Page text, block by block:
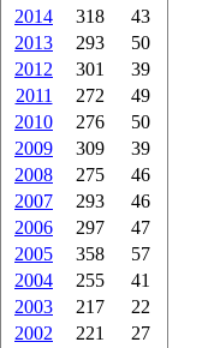
2014
318
43
2013
293
50
2012
301
39
2011
272
49
2010
276
50
2009
309
39
2008
275
46
2007
293
46
2006
297
47
2005
358
57
2004
255
41
2003
217
22
2002
221
27